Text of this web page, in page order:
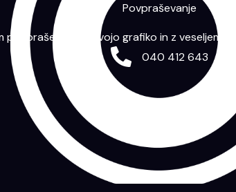
Povpraševanje
povpraševanje s svojo grafiko in z veseljem
040 412 643